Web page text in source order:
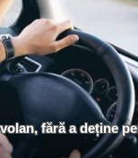
fără a deține